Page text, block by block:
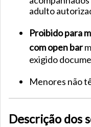
adulto
Proibido para
com open bar
exigido
Menores não
Descrição dos